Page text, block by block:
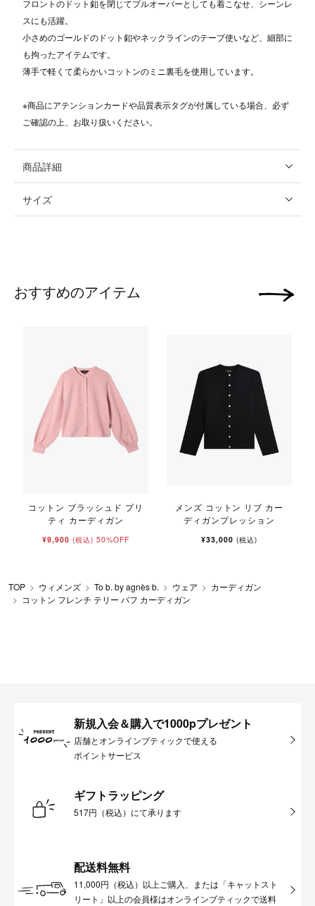
フロントのドット釦を閉じてプルオーバーとしても着こなせ、シーンレ
スにも活躍。
小さめのゴールドのドット釦やネックラインのテープ使いなど、細部に
も拘ったアイテムです。
薄手で軽くて柔らかいコットンのミニ裏毛を使用しています。
※商品にアテンションカードや品質表示タグが付属している場合、必ず
ご確認の上、お取り扱いください。
商品詳細
サイズ
おすすめのアイテム
コットン ブラッシュド プリ
ティ カーディガン
¥9,900 (税込) 50%OFF
メンズ コットン リブ カー
ディガンプレッション
¥33,000 (税込)
次の画像
TOP ウィメンズ To b. by agnès b. ウェア
カーディガン
コットン フレンチ テリー パフ カーディガン
新規入会＆購入で1000pプレゼント
店舗とオンラインブティックで使える
ポイントサービス
ギフトラッピング
517円（税込）にて承ります
配送料無料
11,000円（税込）以上ご購入、または「キャットスト
リート」以上の会員様はオンラインブティックで送料